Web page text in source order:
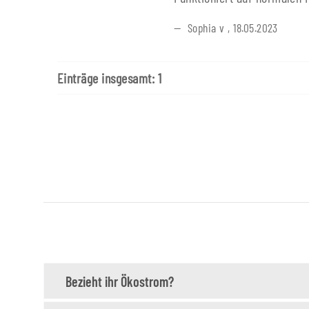
Sophia v ,18.05.2023
Einträge insgesamt: 1
Bezieht ihr Ökostrom?